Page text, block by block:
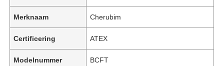
Merknaam Cherubim
Certificering ATEX
Modelnummer BCFT